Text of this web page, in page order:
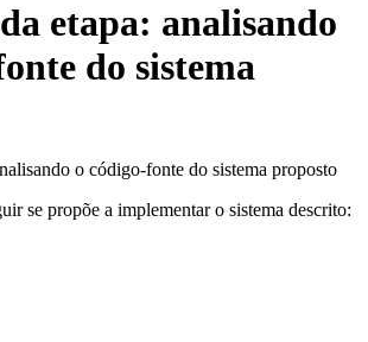
etapa: analisando
do sistema
o código-fonte do sistema proposto
se propõe a implementar o sistema descrito: